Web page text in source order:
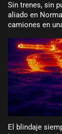
Sin trenes, sin
aliado en
camiones en
El blindaje